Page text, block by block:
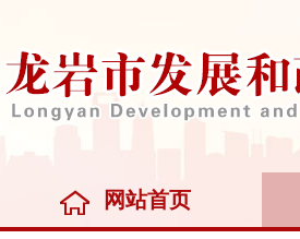
网站首页